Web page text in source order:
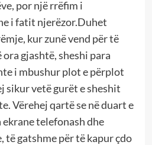
por një rrëfim i
i fatit njerëzor.Duhet
kur zunë vend për të
gjashtë, sheshi para
i mbushur plot e përplot
sikur vetë gurët e sheshit
Vërehej qartë se në duart e
telefonash dhe
të gatshme për të kapur çdo